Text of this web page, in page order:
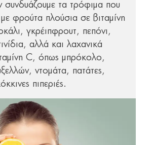
συνδυάζουμε τα τρόφιμα που
φρούτα πλούσια σε βιταμίνη
γκρέιπφρουτ, πεπόνι,
αλλά και λαχανικά
C, όπως μπρόκολο,
ντομάτα, πατάτες,
πιπεριές.